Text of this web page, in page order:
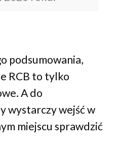
podsumowania,
RCB to tylko
A do
wystarczy wejść w
miejscu sprawdzić